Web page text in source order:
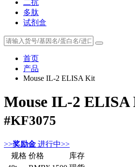
二抗
多肽
试剂盒
首页
产品
Mouse IL-2 ELISA Kit
Mouse IL-2
#KF3075
>>奖励金 进行中>>
规格 价格
库存